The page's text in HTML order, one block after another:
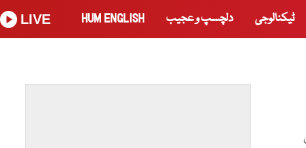
ٹیکنالوجی دلچسپ و عجیب HUM ENGLISH
LIVE